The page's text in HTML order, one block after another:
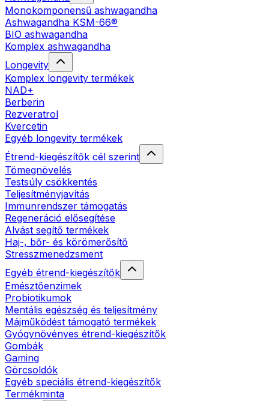
Monokomponensű ashwagandha
Ashwagandha KSM-66®
BIO ashwagandha
Komplex ashwagandha
Longevity
Komplex longevity termékek
NAD+
Berberin
Rezveratrol
Kvercetin
Egyéb longevity termékek
Étrend-kiegészítők cél szerint
Tömegnövelés
Testsúly csökkentés
Teljesítményjavítás
Immunrendszer támogatás
Regeneráció elősegítése
Alvást segítő termékek
Haj-, bőr- és körömerősítő
Stresszmenedzsment
Egyéb étrend-kiegészítők
Emésztőenzimek
Probiotikumok
Mentális egészség és teljesítmény
Májműködést támogató termékek
Gyógynövényes étrend-kiegészítők
Gombák
Gaming
Görcsoldók
Egyéb speciális étrend-kiegészítők
Termékminta